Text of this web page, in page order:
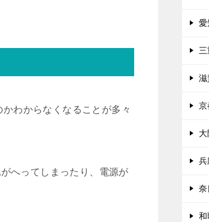
わからなくなることが多々
へってしまったり、電源が
愛
滋
京
兵
奈
和